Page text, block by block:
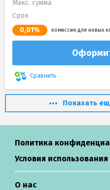
Макс. сумма
Срок
0,01% комиссия для новых
Сравнить
Показать
Политика
Условия использования
О нас